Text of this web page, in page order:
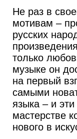
Не раз в
мотивам –
русских
только
музыке он
на первый
самыми
языка – и
мастерстве
нового в